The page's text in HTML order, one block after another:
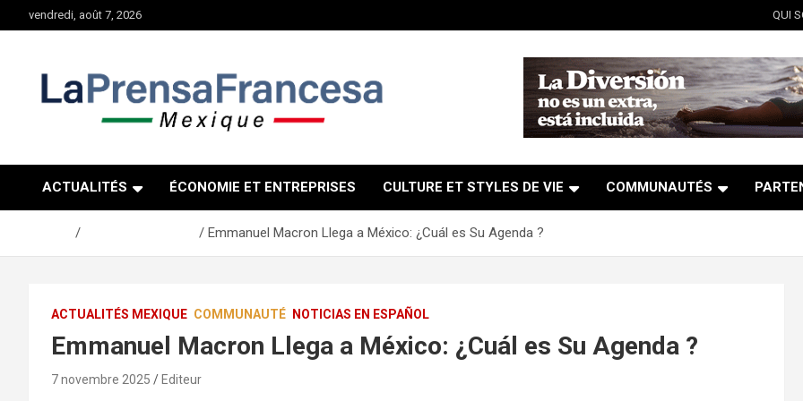
au
vendredi, août 7, 2026 QUI
ACTUALITÉS ÉCONOMIE ET ENTREPRISES CULTURE ET STYLES DE VIE COMMUNAUTÉS
Emmanuel Macron Llega a México: ¿Cuál es Su Agenda ?
ACTUALITÉS MEXIQUE COMMUNAUTÉ NOTICIAS EN ESPAÑOL
Emmanuel Macron Llega a México: ¿Cuál es Su Agenda ?
7 novembre 2025 Editeur